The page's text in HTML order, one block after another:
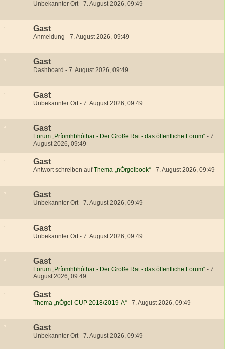
Unbekannter Ort - 7. August 2026, 09:49
Gast
Anmeldung - 7. August 2026, 09:49
Gast
Dashboard - 7. August 2026, 09:49
Gast
Unbekannter Ort - 7. August 2026, 09:49
Gast
Forum „Príomhbhóthar - Der Große Rat - das öffentliche Forum“ - 7.
August 2026, 09:49
Gast
Antwort schreiben aufThema „nÓrgelbook“ - 7. August 2026, 09:49
Gast
Unbekannter Ort - 7. August 2026, 09:49
Gast
Unbekannter Ort - 7. August 2026, 09:49
Gast
Forum „Príomhbhóthar - Der Große Rat - das öffentliche Forum“ - 7.
August 2026, 09:49
Gast
Thema „nÓgel-CUP 2018/2019-A“ - 7. August 2026, 09:49
Gast
Unbekannter Ort - 7. August 2026, 09:49